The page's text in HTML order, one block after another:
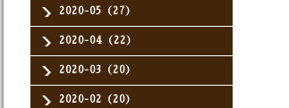
2020-05（27）
2020-04（22）
2020-03（20）
2020-02（20）